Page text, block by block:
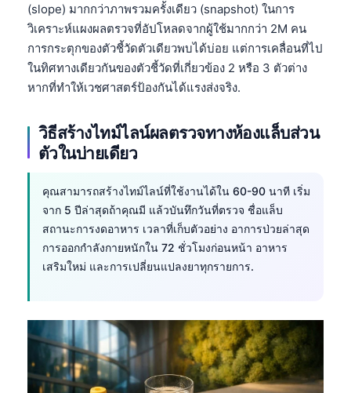
(slope) มากกว่าภาพรวมครั้งเดียว (snapshot) ในการ
วิเคราะห์แผงผลตรวจที่อัปโหลดจากผู้ใช้มากกว่า 2M คน
การกระตุกของตัวชี้วัดตัวเดียวพบได้บ่อย แต่การเคลื่อนที่ไป
ในทิศทางเดียวกันของตัวชี้วัดที่เกี่ยวข้อง 2 หรือ 3 ตัวต่าง
หากที่ทำให้เวชศาสตร์ป้องกันได้แรงส่งจริง.
วิธีสร้างไทม์ไลน์ผลตรวจทางห้องแล็บส่วน
ตัวในบ่ายเดียว
คุณสามารถสร้างไทม์ไลน์ที่ใช้งานได้ใน 60-90 นาที เริ่ม
จาก 5 ปีล่าสุดถ้าคุณมี แล้วบันทึกวันที่ตรวจ ชื่อแล็บ
สถานะการงดอาหาร เวลาที่เก็บตัวอย่าง อาการป่วยล่าสุด
การออกกำลังกายหนักใน 72 ชั่วโมงก่อนหน้า อาหาร
เสริมใหม่ และการเปลี่ยนแปลงยาทุกรายการ.